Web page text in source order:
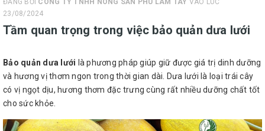
ĐĂNG BỞI CÔNG TY TNHH NÔNG SẢN PHÚ LÂM TÂY VÀO LÚC
23/08/2024
Tầm quan trọng trong việc bảo quản dưa lưới
Bảo quản dưa lưới là phương pháp giúp giữ được giá trị dinh dưỡng
và hương vị thơm ngon trong thời gian dài. Dưa lưới là loại trái cây
có vị ngọt dịu, hương thơm đặc trưng cùng rất nhiều dưỡng chất tốt
cho sức khỏe.